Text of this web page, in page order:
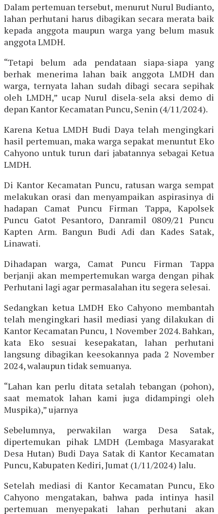
Dalam pertemuan tersebut, menurut Nurul Budianto,
lahan perhutani harus dibagikan secara merata baik
kepada anggota maupun warga yang belum masuk
anggota LMDH.
“Tetapi belum ada pendataan siapa-siapa yang
berhak menerima lahan baik anggota LMDH dan
warga, ternyata lahan sudah dibagi secara sepihak
oleh LMDH,” ucap Nurul disela-sela aksi demo di
depan Kantor Kecamatan Puncu, Senin (4/11/2024).
Karena Ketua LMDH Budi Daya telah mengingkari
hasil pertemuan, maka warga sepakat menuntut Eko
Cahyono untuk turun dari jabatannya sebagai Ketua
LMDH.
Di Kantor Kecamatan Puncu, ratusan warga sempat
melakukan orasi dan menyampaikan aspirasinya di
hadapan Camat Puncu Firman Tappa, Kapolsek
Puncu Gatot Pesantoro, Danramil 0809/21 Puncu
Kapten Arm. Bangun Budi Adi dan Kades Satak,
Linawati.
Dihadapan warga, Camat Puncu Firman Tappa
berjanji akan mempertemukan warga dengan pihak
Perhutani lagi agar permasalahan itu segera selesai.
Sedangkan ketua LMDH Eko Cahyono membantah
telah mengingkari hasil mediasi yang dilakukan di
Kantor Kecamatan Puncu, 1 November 2024. Bahkan,
kata Eko sesuai kesepakatan, lahan perhutani
langsung dibagikan keesokannya pada 2 November
2024, walaupun tidak semuanya.
“Lahan kan perlu ditata setalah tebangan (pohon),
saat mematok lahan kami juga didampingi oleh
Muspika),” ujarnya
Sebelumnya, perwakilan warga Desa Satak,
dipertemukan pihak LMDH (Lembaga Masyarakat
Desa Hutan) Budi Daya Satak di Kantor Kecamatan
Puncu, Kabupaten Kediri, Jumat (1/11/2024) lalu.
Setelah mediasi di Kantor Kecamatan Puncu, Eko
Cahyono mengatakan, bahwa pada intinya hasil
pertemuan menyepakati lahan perhutani akan